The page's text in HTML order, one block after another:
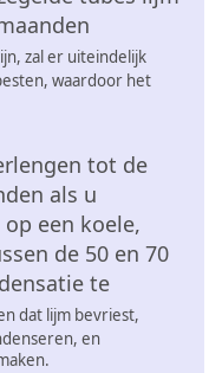
zal er uiteindelijk
waardoor het
tot de
als u
een koele,
de 50 en 70
te
dat lijm bevriest,
en